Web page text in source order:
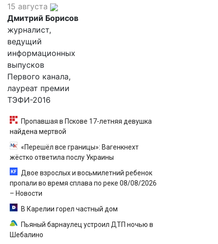
15 августа
Дмитрий Борисов
журналист,
ведущий
информационных
выпусков
Первого канала,
лауреат премии
ТЭФИ-2016
Пропавшая в Пскове 17-летняя девушка
найдена мертвой
«Перешёл все границы»: Вагенкнехт
жёстко ответила послу Украины
Двое взрослых и восьмилетний ребенок
пропали во время сплава по реке 08/08/2026
– Новости
В Карелии горел частный дом
Пьяный барнаулец устроил ДТП ночью в
Шебалино